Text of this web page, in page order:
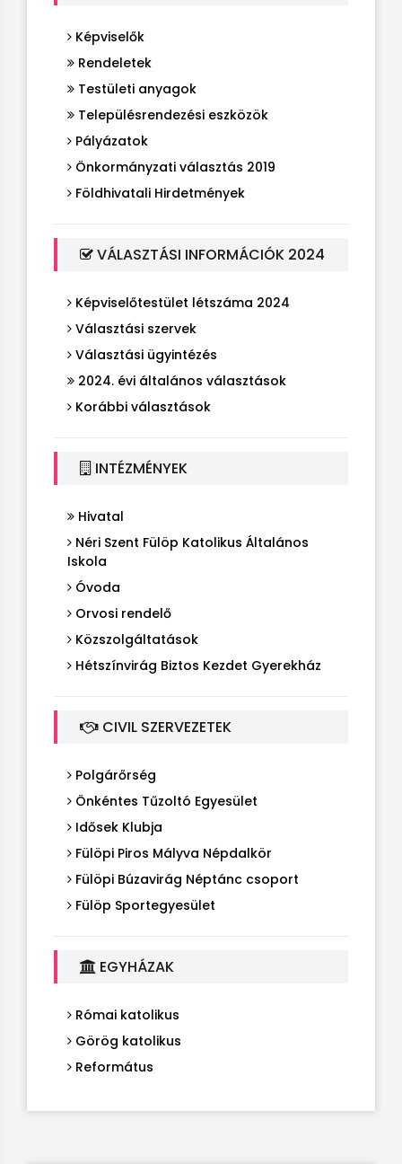
Képviselők
Rendeletek
Testületi anyagok
Településrendezési eszközök
Pályázatok
Önkormányzati választás 2019
Földhivatali Hirdetmények
VÁLASZTÁSI INFORMÁCIÓK 2024
Képviselőtestület létszáma 2024
Választási szervek
Választási ügyintézés
2024. évi általános választások
Korábbi választások
INTÉZMÉNYEK
Hivatal
Néri Szent Fülöp Katolikus Általános
Iskola
Óvoda
Orvosi rendelő
Közszolgáltatások
Hétszínvirág Biztos Kezdet Gyerekház
CIVIL SZERVEZETEK
Polgárőrség
Önkéntes Tűzoltó Egyesület
Idősek Klubja
Fülöpi Piros Mályva Népdalkör
Fülöpi Búzavirág Néptánc csoport
Fülöp Sportegyesület
EGYHÁZAK
Római katolikus
Görög katolikus
Református